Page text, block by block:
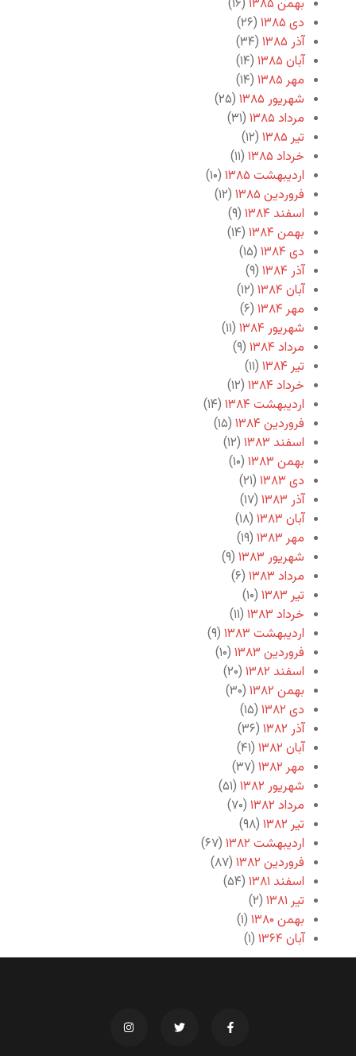
بهمن ۱۳۸۵
(۱۶)
دی ۱۳۸۵
(۲۶)
آذر ۱۳۸۵
(۳۴)
آبان ۱۳۸۵
(۱۴)
مهر ۱۳۸۵
(۱۴)
شهریور ۱۳۸۵
(۲۵)
مرداد ۱۳۸۵
(۳۱)
تیر ۱۳۸۵
(۱۲)
خرداد ۱۳۸۵
(۱۱)
اردیبهشت ۱۳۸۵
(۱۰)
فروردین ۱۳۸۵
(۱۲)
اسفند ۱۳۸۴
(۹)
بهمن ۱۳۸۴
(۱۴)
دی ۱۳۸۴
(۱۵)
آذر ۱۳۸۴
(۹)
آبان ۱۳۸۴
(۱۲)
مهر ۱۳۸۴
(۶)
شهریور ۱۳۸۴
(۱۱)
مرداد ۱۳۸۴
(۹)
تیر ۱۳۸۴
(۱۱)
خرداد ۱۳۸۴
(۱۲)
اردیبهشت ۱۳۸۴
(۱۴)
فروردین ۱۳۸۴
(۱۵)
اسفند ۱۳۸۳
(۱۲)
بهمن ۱۳۸۳
(۱۰)
دی ۱۳۸۳
(۲۱)
آذر ۱۳۸۳
(۱۷)
آبان ۱۳۸۳
(۱۸)
مهر ۱۳۸۳
(۱۹)
شهریور ۱۳۸۳
(۹)
مرداد ۱۳۸۳
(۶)
تیر ۱۳۸۳
(۱۰)
خرداد ۱۳۸۳
(۱۱)
اردیبهشت ۱۳۸۳
(۹)
فروردین ۱۳۸۳
(۱۰)
اسفند ۱۳۸۲
(۲۰)
بهمن ۱۳۸۲
(۳۰)
دی ۱۳۸۲
(۱۵)
آذر ۱۳۸۲
(۳۶)
آبان ۱۳۸۲
(۴۱)
مهر ۱۳۸۲
(۳۷)
شهریور ۱۳۸۲
(۵۱)
مرداد ۱۳۸۲
(۷۰)
تیر ۱۳۸۲
(۹۸)
اردیبهشت ۱۳۸۲
(۶۷)
فروردین ۱۳۸۲
(۸۷)
اسفند ۱۳۸۱
(۵۴)
تیر ۱۳۸۱
(۲)
بهمن ۱۳۸۰
(۱)
آبان ۱۳۶۴
(۱)